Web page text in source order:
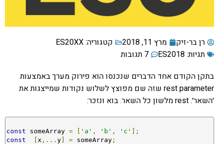
רן בר-זיק מרץ 11, 2018 קטגוריה:ES20XX
תגיות:ES2018
7 תגובות
בתקן הקודם אחד הדברים שנכנסו הוא פירוק מערך באמצעות
rest parameter שזה שם מפוצץ לשלוש נקודות שמייצגות את
׳השאר׳. rest מלשון כל השאר. בוא ונזכר:
const someArray = [ 'a' , 'b' , 'c' ];
const
[ x ,... y] = someArray ;